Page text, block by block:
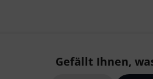
Gefällt Ihnen,